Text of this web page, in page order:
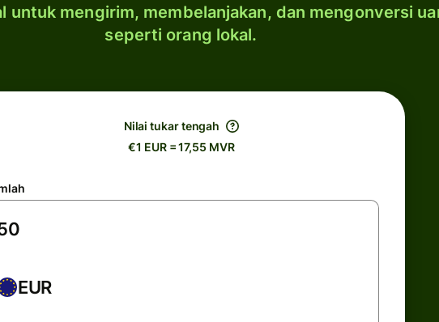
untuk mengirim, membelanjakan, dan mengonversi
seperti orang lokal.
Nilai tukar tengah
€1 EUR = 17,55 MVR
EUR